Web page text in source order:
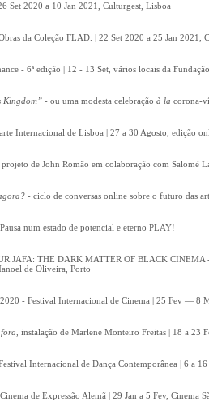
Set 2020 a 10 Jan 2021, Culturgest, Lisboa
da Coleção FLAD. | 22 Set 2020 a 25 Jan
- 6ª edição | 12 - 13 Set, vários locais da
Kingdom” - ou uma modesta celebração à la corona-
Internacional de Lisboa | 27 a 30 Agosto, edição
projeto de John Romão em colaboração com Salomé
- ciclo de conversas online sobre o futuro das
num estado de potencial e eterno PLAY!
JAFA: THE DARK MATTER OF BLACK
de Oliveira, Porto
2020 - Festival Internacional de Cinema | 25 Fev — 8
, instalação de Marlene Monteiro Freitas | 18 a
Internacional de Dança Contemporânea | 6 a
de Expressão Alemã | 29 Jan a 5 Fev, Cinema